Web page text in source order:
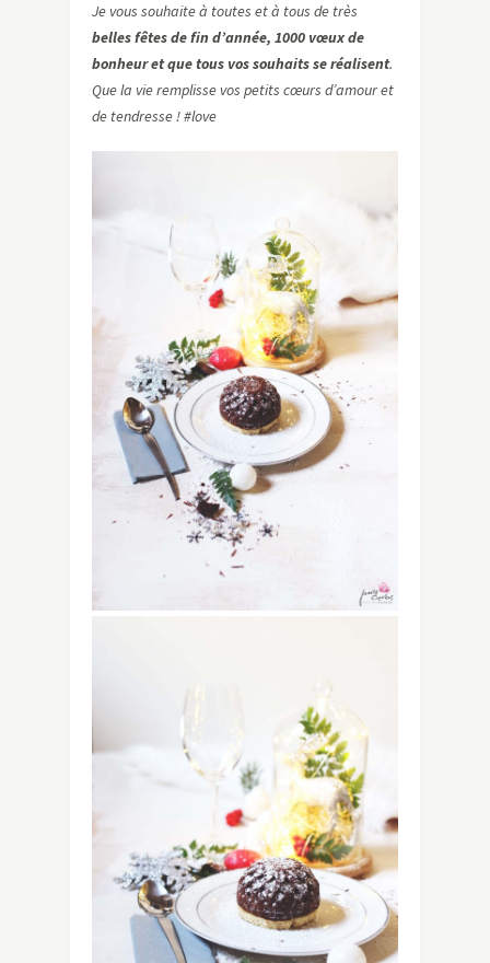
Je vous souhaite à toutes et à tous de très
belles fêtes de fin d’année, 1000 vœux de
bonheur et que tous vos souhaits se réalisent.
Que la vie remplisse vos petits cœurs d’amour et
de tendresse ! #love